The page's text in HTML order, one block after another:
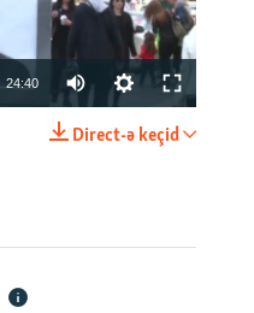
24:40
Direct-ə keçid